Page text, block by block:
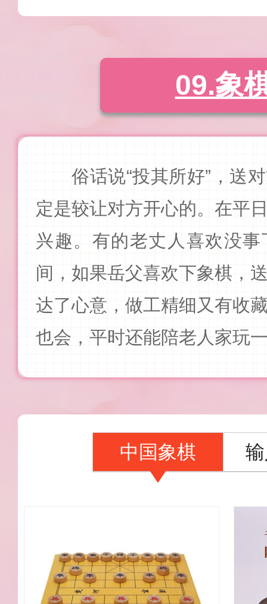
09.象
俗话说“投其所好”，送
定是较让对方开心的。在平
兴趣。有的老丈人喜欢没
间，如果岳父喜欢下象棋，
达了心意，做工精细又有收
也会，平时还能陪老人家玩
中国象棋